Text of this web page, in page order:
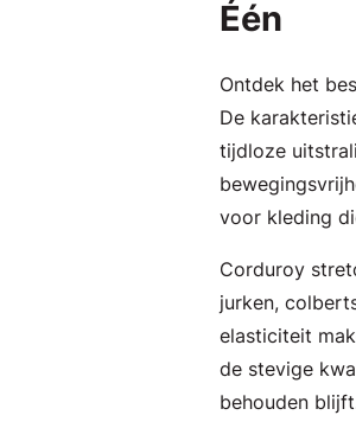
Één
Ontdek het
De
tijdloze
voor kleding
Corduroy
jurken,
elasticiteit
de stevige
behouden